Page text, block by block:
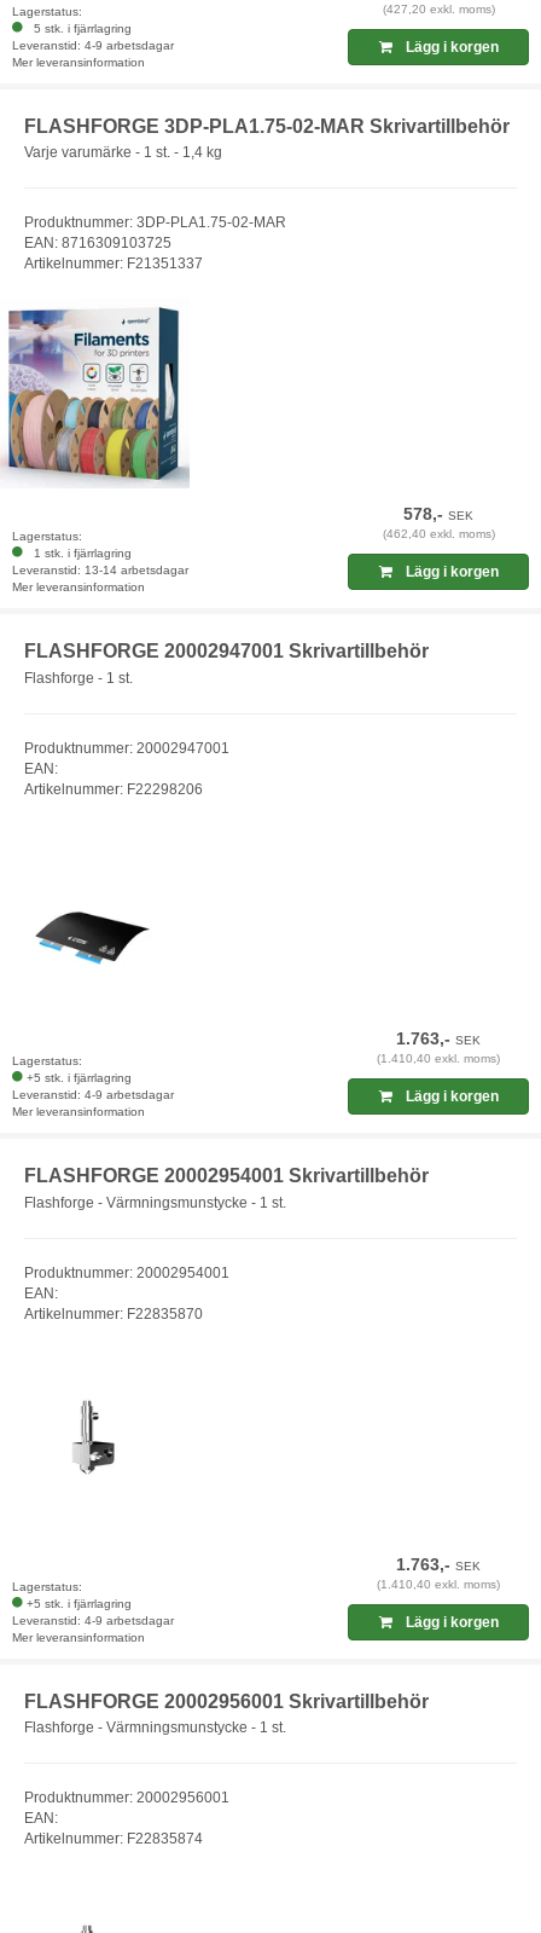
Lagerstatus:
5 stk. i fjärrlagring
Leveranstid: 4-9 arbetsdagar
Mer leveransinformation
(427,20 exkl. moms)
Lägg i korgen
FLASHFORGE 3DP-PLA1.75-02-MAR Skrivartillbehör
Varje varumärke - 1 st. - 1,4 kg
Produktnummer: 3DP-PLA1.75-02-MAR
EAN: 8716309103725
Artikelnummer: F21351337
Lagerstatus:
1 stk. i fjärrlagring
Leveranstid: 13-14 arbetsdagar
Mer leveransinformation
578,-SEK
(462,40 exkl. moms)
Lägg i korgen
FLASHFORGE 20002947001 Skrivartillbehör
Flashforge - 1 st.
Produktnummer: 20002947001
EAN:
Artikelnummer: F22298206
Lagerstatus:
+5 stk. i fjärrlagring
Leveranstid: 4-9 arbetsdagar
Mer leveransinformation
1.763,-SEK
(1.410,40 exkl. moms)
Lägg i korgen
FLASHFORGE 20002954001 Skrivartillbehör
Flashforge - Värmningsmunstycke - 1 st.
Produktnummer: 20002954001
EAN:
Artikelnummer: F22835870
Lagerstatus:
+5 stk. i fjärrlagring
Leveranstid: 4-9 arbetsdagar
Mer leveransinformation
1.763,-SEK
(1.410,40 exkl. moms)
Lägg i korgen
FLASHFORGE 20002956001 Skrivartillbehör
Flashforge - Värmningsmunstycke - 1 st.
Produktnummer: 20002956001
EAN:
Artikelnummer: F22835874